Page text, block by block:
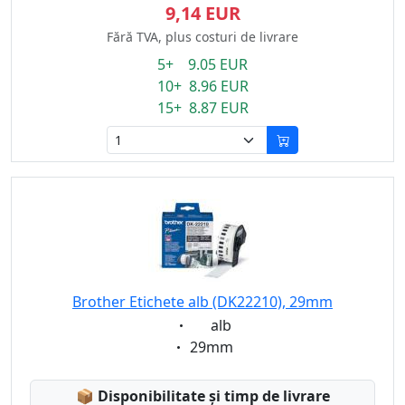
9,14 EUR
Fără TVA, plus costuri de livrare
5+ 9.05 EUR
10+ 8.96 EUR
15+ 8.87 EUR
Brother Etichete alb (DK22210), 29mm
Eigenschaft:
alb
Eigenschaft:
29mm
📦 Lagerstatus:
Disponibilitate și timp de livrare